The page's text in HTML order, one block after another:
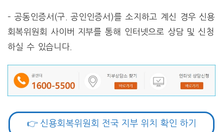
– 공동인증서(구. 공인인증서)를 소지하고 계신 경우 신용
회복위원회 사이버 지부를 통해 인터넷으로 상담 및 신청
하실 수 있습니다.
👉 신용회복위원회 전국 지부 위치 확인 하기